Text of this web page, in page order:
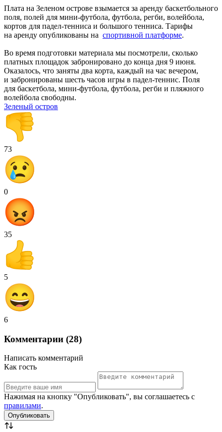
Плата на Зеленом острове взымается за аренду баскетбольного
поля, полей для мини-футбола, футбола, регби, волейбола,
кортов для падел-тенниса и большого тенниса. Тарифы
на аренду опубликованы на спортивной платформе.
Во время подготовки материала мы посмотрели, сколько
платных площадок забронировано до конца дня 9 июня.
Оказалось, что заняты два корта, каждый на час вечером,
и забронированы шесть часов игры в падел-теннис. Поля
для баскетбола, мини-футбола, футбола, регби и пляжного
волейбола свободны.
Зеленый остров
73
0
35
5
6
Комментарии (28)
Написать комментарий
Как гость
Нажимая на кнопку "Опубликовать", вы соглашаетесь с
правилами.